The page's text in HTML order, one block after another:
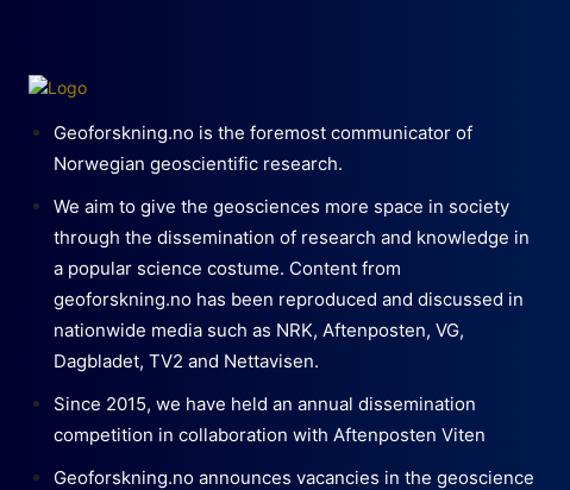
Geoforskning.no is the foremost communicator of
Norwegian geoscientific research.
We aim to give the geosciences more space in society
through the dissemination of research and knowledge in
a popular science costume. Content from
geoforskning.no has been reproduced and discussed in
nationwide media such as NRK, Aftenposten, VG,
Dagbladet, TV2 and Nettavisen.
Since 2015, we have held an annual dissemination
competition in collaboration with Aftenposten Viten
Geoforskning.no announces vacancies in the geoscience